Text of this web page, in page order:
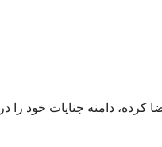
کرده، دامنه جنایات خود